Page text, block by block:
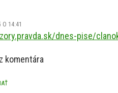
O 14:41
dnes-pise/
komentára